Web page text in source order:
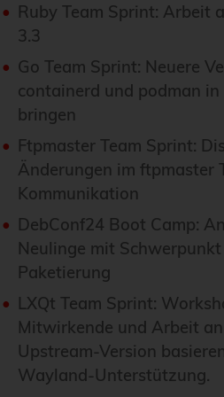
Ruby Team Sprint: Arbeit
3.3
Go Team Sprint: Neuere
containerd und podman
bringen
Ftpmaster Team Sprint:
Änderungen im ftpmaster
Kommunikation
DebConf24 Boot Camp:
Neulinge mit
Paketierung
LXQt Team Sprint:
Mitwirkende und Arbeit
Upstream-Version
Wayland-Unterstützung.